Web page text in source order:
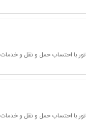
تور با احتساب حمل و نقل و خدمات
تور با احتساب حمل و نقل و خدمات